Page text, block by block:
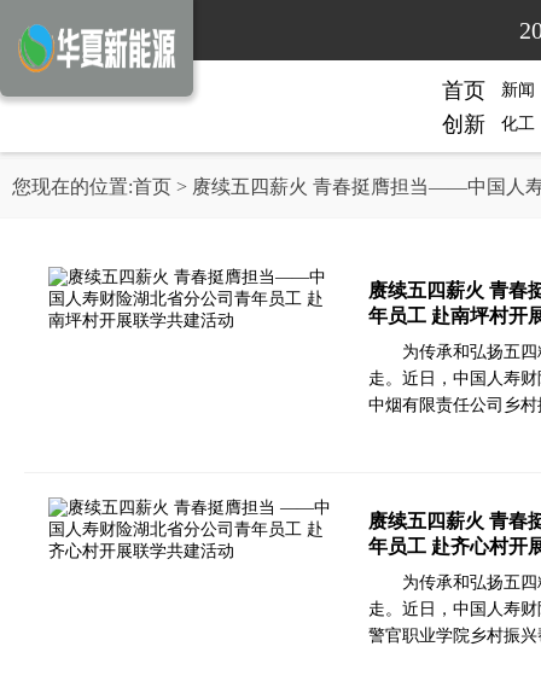
首页 新闻
创新 化工
您现在的位置:首页 > 赓续五四薪火 青春挺膺担当——中国人
赓续五四薪火 青
年员工 赴南坪村开
为传承和弘扬五
走。近日，中国人寿
中烟有限责任公司乡
赓续五四薪火 青
年员工 赴齐心村开
为传承和弘扬五
走。近日，中国人寿
警官职业学院乡村振